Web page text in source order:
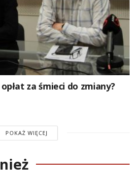
za śmieci do zmiany?
POKAŻ WIĘCEJ